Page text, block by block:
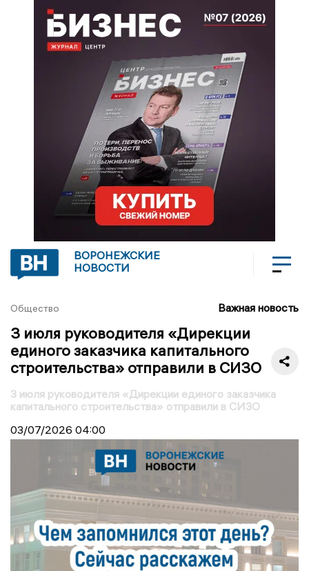
ВОРОНЕЖСКИЕ
НОВОСТИ
Общество Важная новость
3 июля руководителя «Дирекции
единого заказчика капитального
строительства» отправили в СИ3О
3 июля руководителя «Дирекции единого заказчика
капитального строительства» отправили в СИ3О
03/07/2026 04:00